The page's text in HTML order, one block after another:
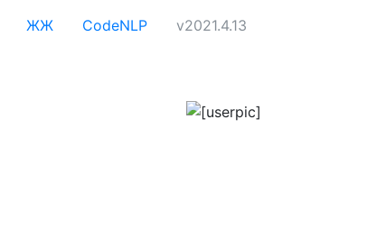
ЖЖ CodeNLP v2021.4.13